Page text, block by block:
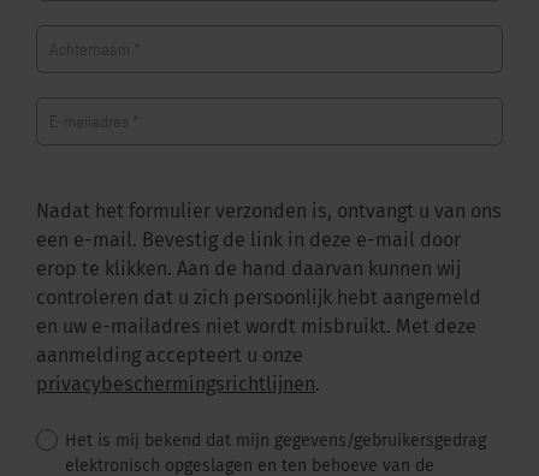
Nadat het formulier verzonden is, ontvangt u van ons
een e-mail. Bevestig de link in deze e-mail door
erop te klikken. Aan de hand daarvan kunnen wij
controleren dat u zich persoonlijk hebt aangemeld
en uw e-mailadres niet wordt misbruikt. Met deze
aanmelding accepteert u onze
privacybeschermingsrichtlijnen.
Het is mij bekend dat mijn gegevens/gebruikersgedrag
elektronisch opgeslagen en ten behoeve van de